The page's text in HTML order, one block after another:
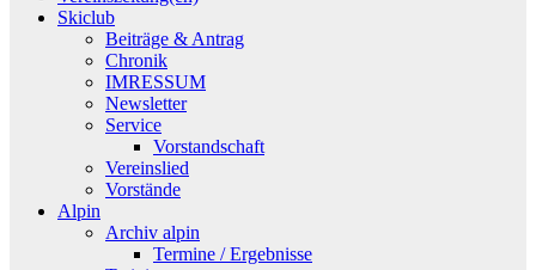
Skiclub
Beiträge & Antrag
Chronik
IMRESSUM
Newsletter
Service
Vorstandschaft
Vereinslied
Vorstände
Alpin
Archiv alpin
Termine / Ergebnisse